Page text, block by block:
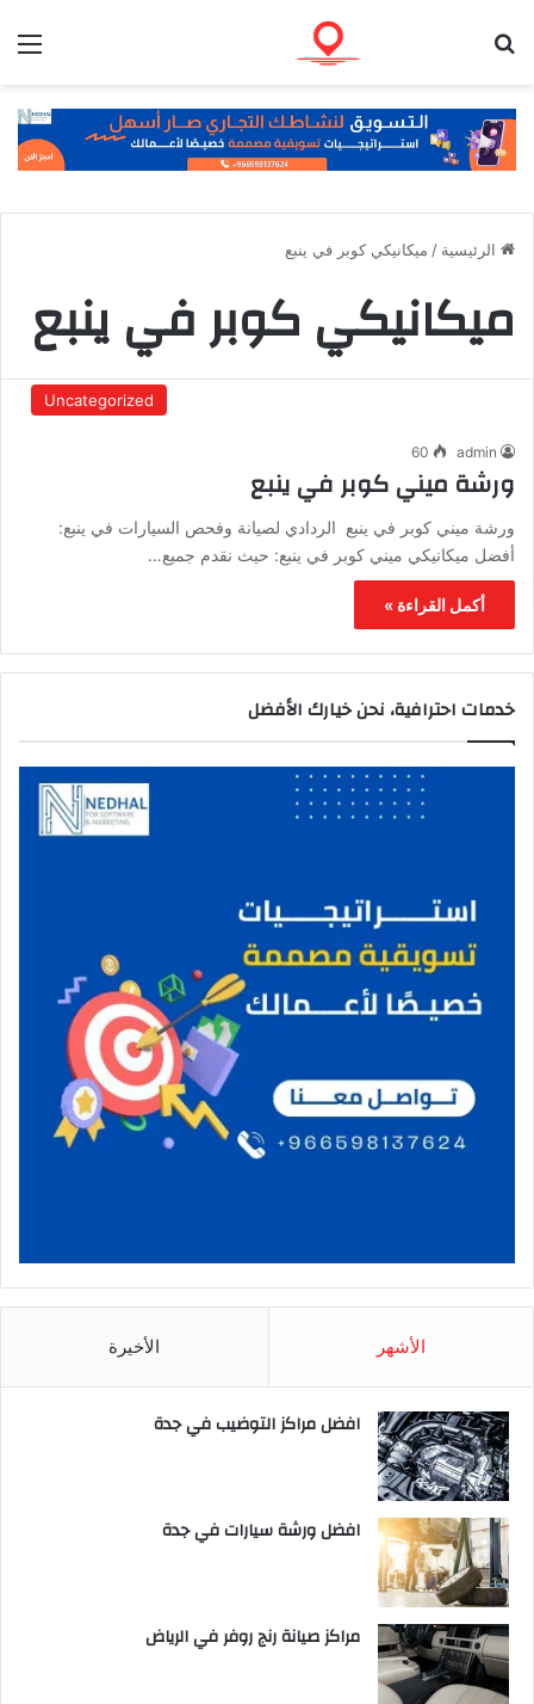
الرئيسية / ميكانيكي كوبر في ينبع
ميكانيكي كوبر في ينبع
Uncategorized
admin
60
ورشة ميني كوبر في ينبع
ورشة ميني كوبر في ينبع الردادي لصيانة وفحص السيارات في ينبع:
أفضل ميكانيكي ميني كوبر في ينبع: حيث نقدم جميع…
أكمل القراءة »
خدمات احترافية، نحن خيارك الأفضل
الأشهر الأخيرة
افضل مراكز التوضيب في جدة
افضل ورشة سيارات في جدة
مراكز صيانة رنج روفر في الرياض